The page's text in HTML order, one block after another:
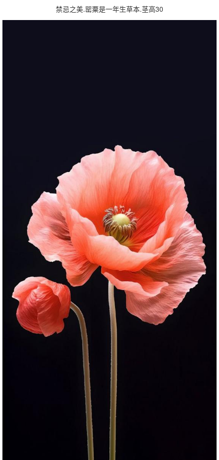
禁忌之美.罂粟是一年生草本.茎高30